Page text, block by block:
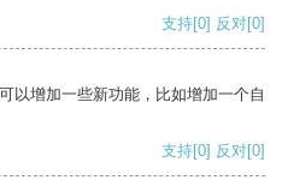
支持[0] 反对[0]
以增加一些新功能，比如增加一个自
支持[0] 反对[0]